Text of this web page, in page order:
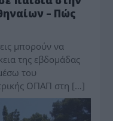
– Πώς
μπορούν να
της εβδομάδας
του
ΟΠΑΠ στη […]